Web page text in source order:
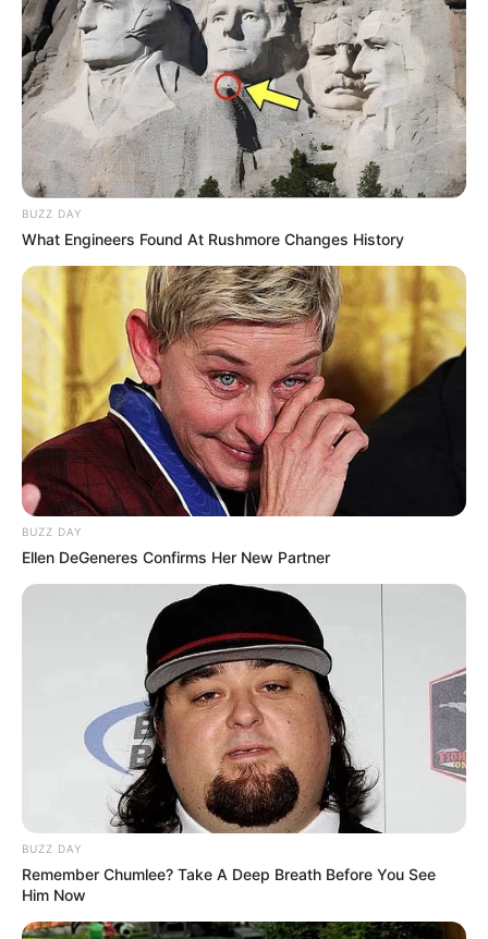
BUZZ DAY
What Engineers Found At Rushmore Changes History
BUZZ DAY
Ellen DeGeneres Confirms Her New Partner
BUZZ DAY
Remember Chumlee? Take A Deep Breath Before You See
Him Now